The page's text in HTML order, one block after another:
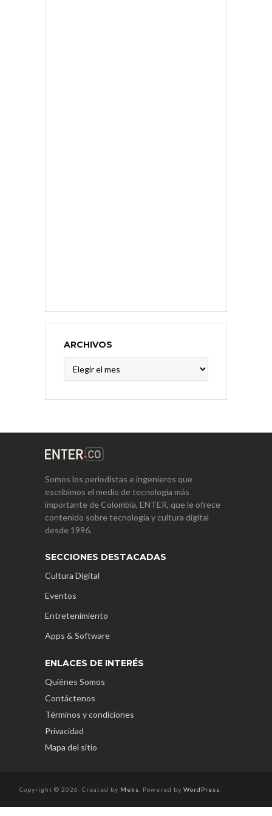
ARCHIVOS
Somos los periodistas e ingenieros que
escribimos el medio de tecnología más
importante de Colombia, ENTER, que le ofrece
contenido sobre tecnología y cultura digital
desde 1996.
SECCIONES DESTACADAS
Cultura Digital
Eventos
Entretenimiento
Apps & Software
ENLACES DE INTERÉS
Quiénes Somos
Contáctenos
Términos y condiciones
Privacidad
Mapa del sitio
Copyright © 2026. Created by Meks . Powered by WordPress